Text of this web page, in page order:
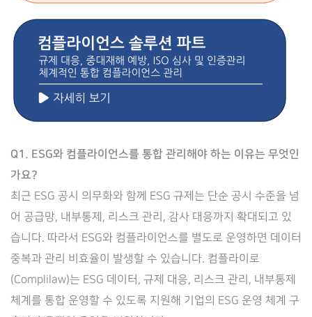
Q1. ESG와 컴플라이언스를 통합 관리해야 하는 이유는 무엇인
가요?
최근 ESG 공시 의무화와 함께 ESG 규제는 단순 공시 수준을 넘
어 공급망, 내부통제, 리스크 관리, 감사 대응까지 확대되고 있
습니다. 따라서 ESG와 컴플라이언스를 별도로 운영하면 데이터
중복과 관리 비효율이 발생할 수 있습니다. 컴플라이로
(Complilaw)는 ESG 데이터, 규제 대응, 리스크 관리, 내부통제
체계를 통합 운영할 수 있도록 지원해 기업의 ESG 운영 체계 구